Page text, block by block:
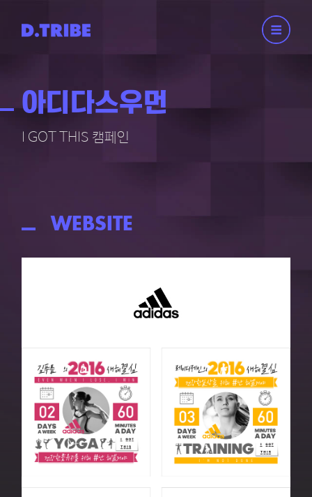
아디다스우먼
I GOT THIS 캠페인
WEBSITE